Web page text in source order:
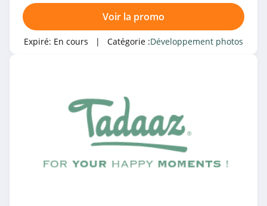
moment. Venez très vite!
Voir la promo
Expiré: En cours | Catégorie :Développement photos